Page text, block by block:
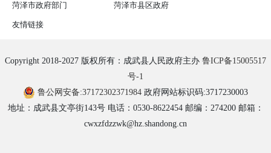
菏泽市政府部门 菏泽市县区政府
友情链接
Copyright 2018-2027 版权所有：成武县人民政府主办 鲁ICP备15005517
号-1
鲁公网安备:37172302371984 政府网站标识码:3717230003
地址：成武县文亭街143号 电话：0530-8622454 邮编：274200 邮箱：
cwxzfdzzwk@hz.shandong.cn